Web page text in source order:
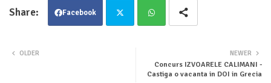
Facebook
tsa
NEWER
Concurs IZVOARELE CALIMANI -
Castiga o vacanta in DOI in Grecia
OLDER